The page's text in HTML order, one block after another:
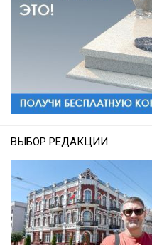
ВЫБОР РЕДАКЦИИ